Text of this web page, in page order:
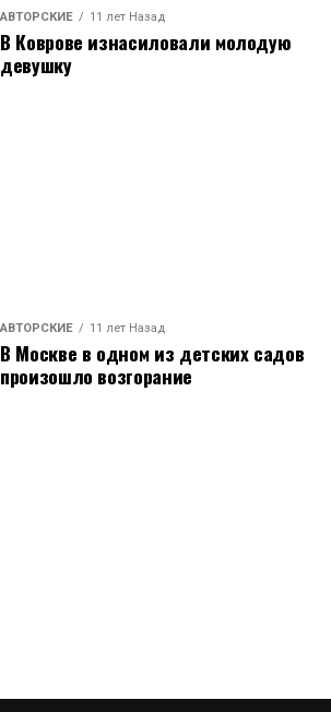
АВТОРСКИЕ 11 лет Назад
В Коврове изнасиловали молодую
девушку
АВТОРСКИЕ 11 лет Назад
В Москве в одном из детских садов
произошло возгорание